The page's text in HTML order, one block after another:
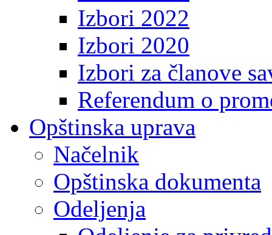
Izbori 2022
Izbori 2020
Izbori za članove
Referendum o
Opštinska uprava
Načelnik
Opštinska dokumenta
Odeljenja